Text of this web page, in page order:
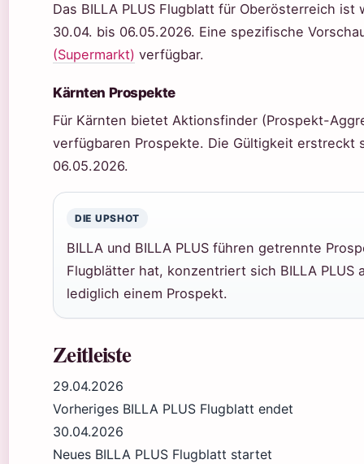
Das BILLA PLUS Flugblatt für Oberösterreich
30.04. bis 06.05.2026. Eine spezifische
(Supermarkt) verfügbar.
Kärnten Prospekte
Für Kärnten bietet Aktionsfinder (Prospekt-
verfügbaren Prospekte. Die Gültigkeit erstreckt
06.05.2026.
DIE UPSHOT
BILLA und BILLA PLUS führen getrennte
Flugblätter hat, konzentriert sich BILLA PLUS
lediglich einem Prospekt.
Zeitleiste
29.04.2026
Vorheriges BILLA PLUS Flugblatt endet
30.04.2026
Neues BILLA PLUS Flugblatt startet